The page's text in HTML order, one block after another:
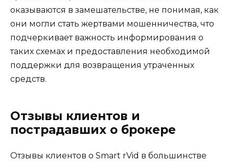
оказываются в замешательстве, не понимая, как
они могли стать жертвами мошенничества, что
подчеркивает важность информирования о
таких схемах и предоставления необходимой
поддержки для возвращения утраченных
средств.
Отзывы клиентов и
пострадавших о брокере
Отзывы клиентов о Smart rVid в большинстве